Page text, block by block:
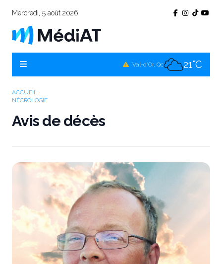
Mercredi, 5 août 2026
Val-d'Or, Qc 21°C
ACCUEIL
NÉCROLOGIE
Avis de décès